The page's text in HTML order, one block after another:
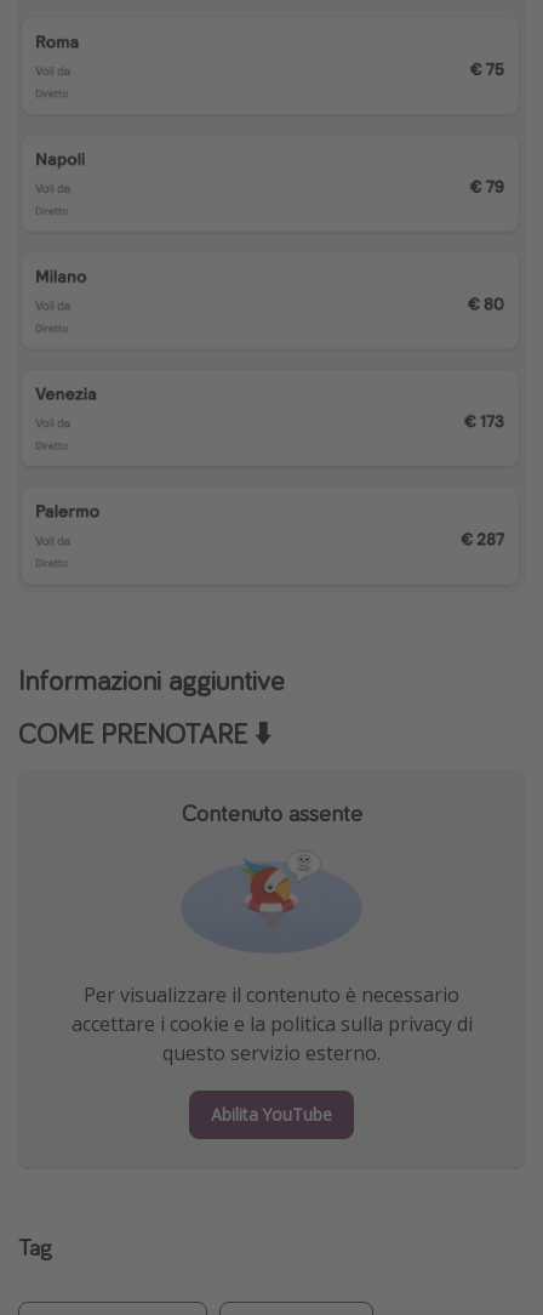
Informazioni aggiuntive
COME PRENOTARE ⬇️
Contenuto assente
Per visualizzare il contenuto è necessario
accettare i cookie e la politica sulla privacy di
questo servizio esterno.
Abilita YouTube
Tag